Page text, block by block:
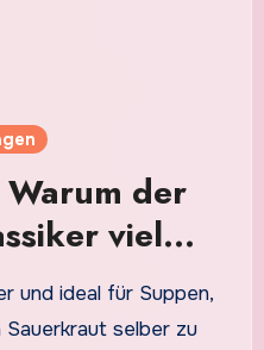
der
viel
als viele
und ideal für Suppen,
selber zu